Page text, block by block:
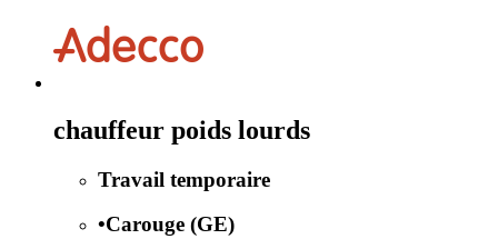
chauffeur poids lourds
Travail temporaire
•Carouge (GE)